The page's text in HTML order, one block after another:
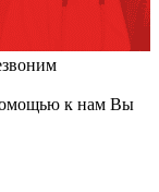
к нам Вы